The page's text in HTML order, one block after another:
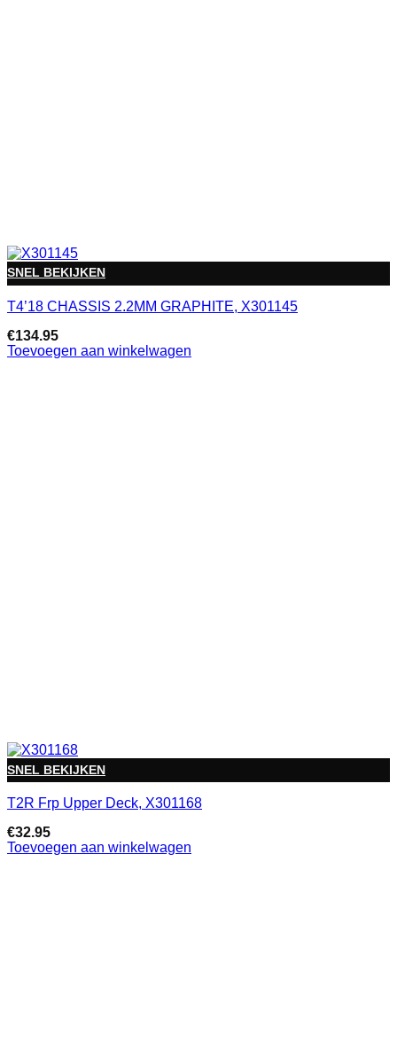
SNEL BEKIJKEN
T4’18 CHASSIS 2.2MM GRAPHITE, X301145
€134.95
Toevoegen aan winkelwagen
SNEL BEKIJKEN
T2R Frp Upper Deck, X301168
€32.95
Toevoegen aan winkelwagen